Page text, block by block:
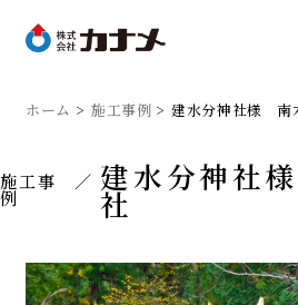
ホーム 施工事例 建水分神社様 南
施工事
例
建水分神社
社